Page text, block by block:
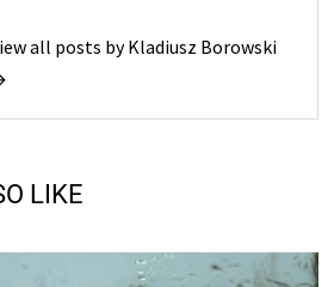
all posts by Kladiusz Borowski
LIKE